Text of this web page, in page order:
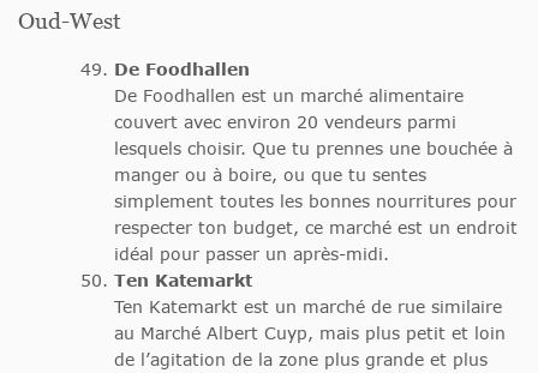
Oud-West
De Foodhallen
De Foodhallen est un marché alimentaire
couvert avec environ 20 vendeurs parmi
lesquels choisir. Que tu prennes une bouchée à
manger ou à boire, ou que tu sentes
simplement toutes les bonnes nourritures pour
respecter ton budget, ce marché est un endroit
idéal pour passer un après-midi.
Ten Katemarkt
Ten Katemarkt est un marché de rue similaire
au Marché Albert Cuyp, mais plus petit et loin
de l’agitation de la zone plus grande et plus